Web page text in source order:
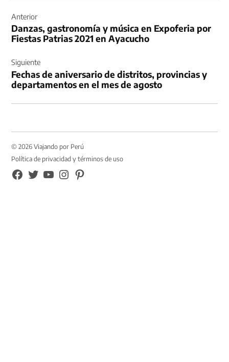
de
entradas
Anterior
Danzas, gastronomía y música en Expoferia por
Fiestas Patrias 2021 en Ayacucho
Siguiente
Fechas de aniversario de distritos, provincias y
departamentos en el mes de agosto
© 2026 Viajando por Perú
Política de privacidad y términos de uso
FB
TW YouTubeInstagramPinterest